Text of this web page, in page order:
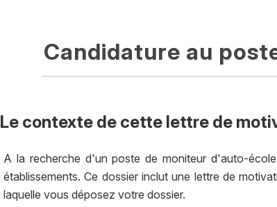
Candidature au
Le contexte de cette lettre de
A la recherche d'un poste de moniteur d'auto-
établissements. Ce dossier inclut une lettre de
laquelle vous déposez votre dossier.